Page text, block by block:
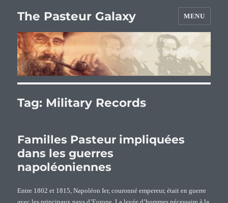
The Pasteur Galaxy MENU
Tag: Military Records
Familles Pasteur impliquées
dans les guerres
napoléoniennes
Entre 1802 et 1815, Napoléon Ier, couronné empereur, était en guerre